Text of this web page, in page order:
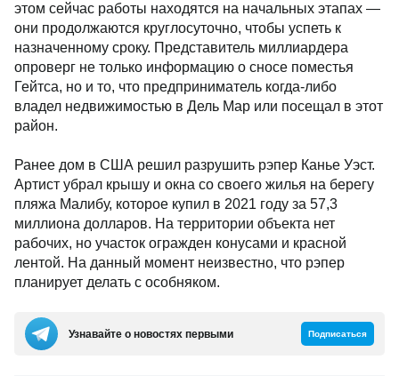
этом сейчас работы находятся на начальных этапах —
они продолжаются круглосуточно, чтобы успеть к
назначенному сроку. Представитель миллиардера
опроверг не только информацию о сносе поместья
Гейтса, но и то, что предприниматель когда-либо
владел недвижимостью в Дель Мар или посещал в этот
район.
Ранее дом в США решил разрушить рэпер Канье Уэст.
Артист убрал крышу и окна со своего жилья на берегу
пляжа Малибу, которое купил в 2021 году за 57,3
миллиона долларов. На территории объекта нет
рабочих, но участок огражден конусами и красной
лентой. На данный момент неизвестно, что рэпер
планирует делать с особняком.
Узнавайте о новостях первыми Подписаться